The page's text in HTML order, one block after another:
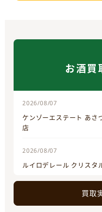
お酒買
2026/08/07
ケンゾーエステート あさ
店
2026/08/07
ルイロデレール クリスタ
買取